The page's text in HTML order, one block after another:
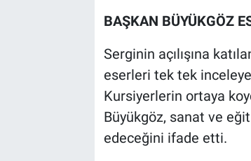
BAŞKAN BÜYÜKGÖZ
Serginin açılışına
eserleri tek tek
Kursiyerlerin ortaya
Büyükgöz, sanat ve
edeceğini ifade etti.